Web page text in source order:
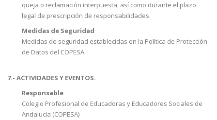
queja o reclamación interpuesta, así como durante el plazo
legal de prescripción de responsabilidades.
Medidas de Seguridad
Medidas de seguridad establecidas en la Política de Protección
de Datos del COPESA.
7.- ACTIVIDADES Y EVENTOS.
Responsable
Colegio Profesional de Educadoras y Educadores Sociales de
Andalucía (COPESA)